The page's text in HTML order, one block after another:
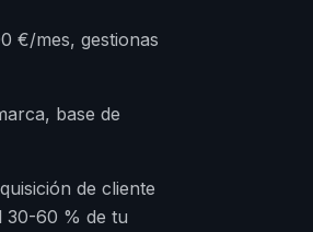
€/mes, gestionas
base de
de cliente
30-60 % de tu